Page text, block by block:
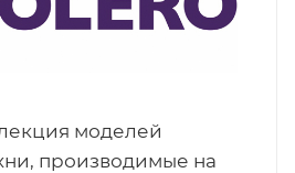
моделей
производимые на